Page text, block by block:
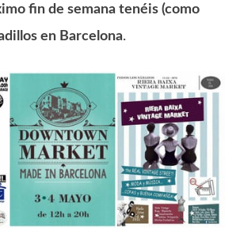
fin de semana tenéis (como
en Barcelona.